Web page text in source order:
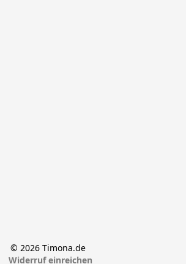
© 2026 Timona.de
Widerruf einreichen